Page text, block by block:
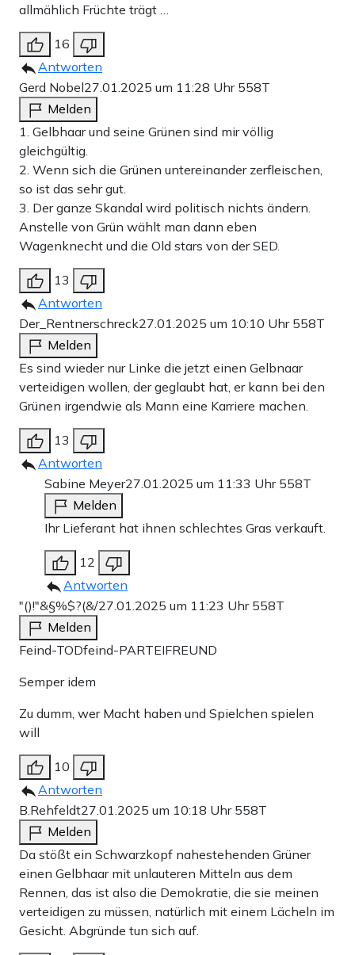
allmählich Früchte trägt …
16
Antworten
Gerd Nobel27.01.2025 um 11:28 Uhr 558T
Melden
1. Gelbhaar und seine Grünen sind mir völlig
gleichgültig.
2. Wenn sich die Grünen untereinander zerfleischen,
so ist das sehr gut.
3. Der ganze Skandal wird politisch nichts ändern.
Anstelle von Grün wählt man dann eben
Wagenknecht und die Old stars von der SED.
13
Antworten
Der_Rentnerschreck27.01.2025 um 10:10 Uhr 558T
Melden
Es sind wieder nur Linke die jetzt einen Gelbnaar
verteidigen wollen, der geglaubt hat, er kann bei den
Grünen irgendwie als Mann eine Karriere machen.
13
Antworten
Sabine Meyer27.01.2025 um 11:33 Uhr 558T
Melden
Ihr Lieferant hat ihnen schlechtes Gras verkauft.
12
Antworten
"()!"&§%$?(&/27.01.2025 um 11:23 Uhr 558T
Melden
Feind-TODfeind-PARTEIFREUND
Semper idem
Zu dumm, wer Macht haben und Spielchen spielen
will
10
Antworten
B.Rehfeldt27.01.2025 um 10:18 Uhr 558T
Melden
Da stößt ein Schwarzkopf nahestehenden Grüner
einen Gelbhaar mit unlauteren Mitteln aus dem
Rennen, das ist also die Demokratie, die sie meinen
verteidigen zu müssen, natürlich mit einem Lächeln im
Gesicht. Abgründe tun sich auf.